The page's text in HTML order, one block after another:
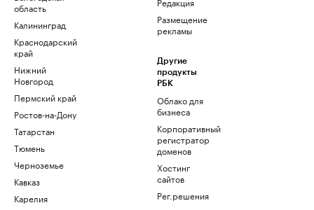
область
Калининград
Краснодарский
край
Нижний
Новгород
Пермский край
Ростов-на-Дону
Татарстан
Тюмень
Черноземье
Кавказ
Карелия
Размещение
рекламы
Другие
продукты
РБК
Облако для
бизнеса
Корпоративный
регистратор
доменов
Хостинг
сайтов
Рег.решения